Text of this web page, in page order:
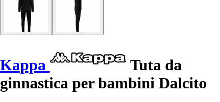
Kappa
Tuta da
ginnastica per bambini Dalcito